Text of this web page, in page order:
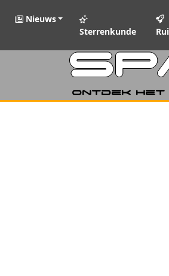
Nieuws
Sterrenkunde
Ontdek